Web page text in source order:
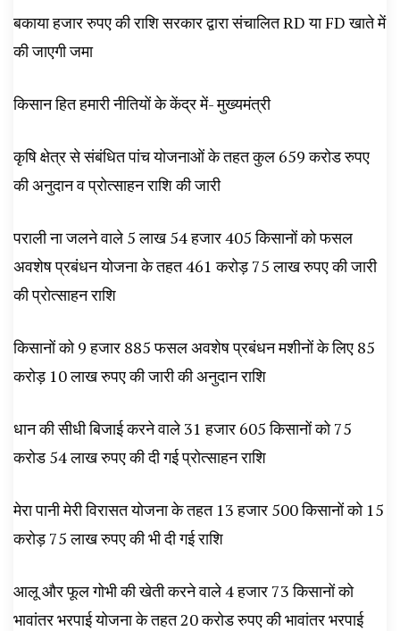
बकाया हजार रुपए की राशि सरकार द्वारा संचालित RD या FD खाते में
की जाएगी जमा
किसान हित हमारी नीतियों के केंद्र में- मुख्यमंत्री
कृषि क्षेत्र से संबंधित पांच योजनाओं के तहत कुल 659 करोड रुपए
की अनुदान व प्रोत्साहन राशि की जारी
पराली ना जलने वाले 5 लाख 54 हजार 405 किसानों को फसल
अवशेष प्रबंधन योजना के तहत 461 करोड़ 75 लाख रुपए की जारी
की प्रोत्साहन राशि
किसानों को 9 हजार 885 फसल अवशेष प्रबंधन मशीनों के लिए 85
करोड़ 10 लाख रुपए की जारी की अनुदान राशि
धान की सीधी बिजाई करने वाले 31 हजार 605 किसानों को 75
करोड 54 लाख रुपए की दी गई प्रोत्साहन राशि
मेरा पानी मेरी विरासत योजना के तहत 13 हजार 500 किसानों को 15
करोड़ 75 लाख रुपए की भी दी गई राशि
आलू और फूल गोभी की खेती करने वाले 4 हजार 73 किसानों को
भावांतर भरपाई योजना के तहत 20 करोड रुपए की भावांतर भरपाई